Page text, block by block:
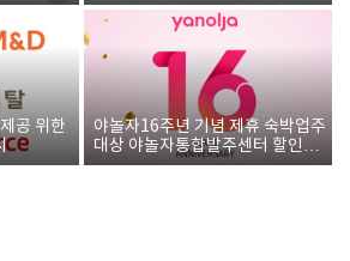
공 위한
야놀자16주년 기념 제휴 숙박업주
대상 야놀자통합발주센터 할인쿠
폰 증정
정본1 (19.09.02)